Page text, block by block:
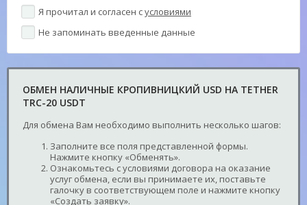
Я прочитал и согласен сусловиями
Не запоминать введенные данные
ОБМЕН НАЛИЧНЫЕ КРОПИВНИЦКИЙ USD НА TETHER
TRC-20 USDT
Для обмена Вам необходимо выполнить несколько шагов:
Заполните все поля представленной формы.
Нажмите кнопку «Обменять».
Ознакомьтесь с условиями договора на оказание
услуг обмена, если вы принимаете их, поставьте
галочку в соответствующем поле и нажмите кнопку
«Создать заявку».